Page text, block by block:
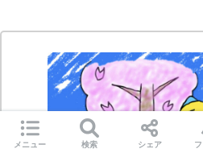
メニュー 検索 シェア